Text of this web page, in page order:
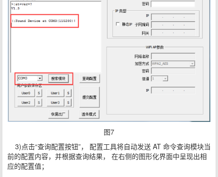
图7
3)点击“查询配置按钮”， 配置工具将自动发送 AT 命令查询模块当
前的配置内容，并根据查询结果， 在右侧的图形化界面中呈现出相
应的配置值；